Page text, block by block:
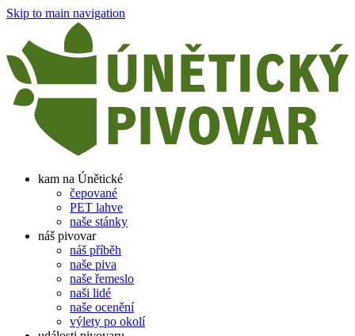
Skip to main navigation
kam na Únětické
čepované
PET lahve
naše stánky
náš pivovar
náš příběh
naše piva
naše řemeslo
naši lidé
naše ocenění
výlety po okolí